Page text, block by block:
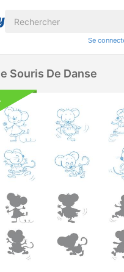
Se
Souris De Danse